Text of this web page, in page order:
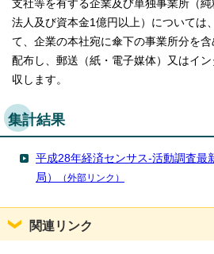
支社等を有する企業及び単独事業所（
法人及び資本金1億円以上）については
て、企業の本社宛に傘下の事業所分を
配布し、郵送（紙・電子媒体）又はイ
収します。
集計結果
平成28年経済センサス-活動調査最
局）
（外部リンク）
関連リンク